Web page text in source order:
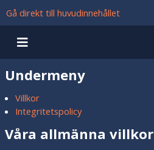
Gå direkt till huvudinnehållet
Undermeny
Villkor
Integritetspolicy
Våra allmänna villkor